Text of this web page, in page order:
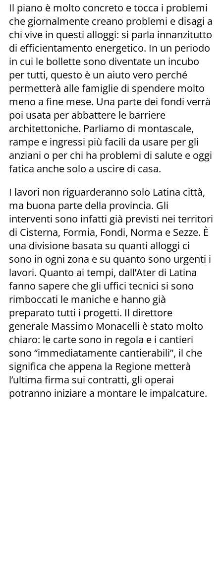
Il piano è molto concreto e tocca i problemi
che giornalmente creano problemi e disagi a
chi vive in questi alloggi: si parla innanzitutto
di efficientamento energetico. In un periodo
in cui le bollette sono diventate un incubo
per tutti, questo è un aiuto vero perché
permetterà alle famiglie di spendere molto
meno a fine mese. Una parte dei fondi verrà
poi usata per abbattere le barriere
architettoniche. Parliamo di montascale,
rampe e ingressi più facili da usare per gli
anziani o per chi ha problemi di salute e oggi
fatica anche solo a uscire di casa.
I lavori non riguarderanno solo Latina città,
ma buona parte della provincia. Gli
interventi sono infatti già previsti nei territori
di Cisterna, Formia, Fondi, Norma e Sezze. È
una divisione basata su quanti alloggi ci
sono in ogni zona e su quanto sono urgenti i
lavori. Quanto ai tempi, dall’Ater di Latina
fanno sapere che gli uffici tecnici si sono
rimboccati le maniche e hanno già
preparato tutti i progetti. Il direttore
generale Massimo Monacelli è stato molto
chiaro: le carte sono in regola e i cantieri
sono “immediatamente cantierabili”, il che
significa che appena la Regione metterà
l’ultima firma sui contratti, gli operai
potranno iniziare a montare le impalcature.